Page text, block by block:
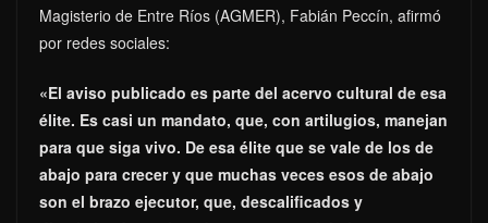
Magisterio de Entre Ríos (AGMER), Fabián Peccín, afirmó
por redes sociales:
«El aviso publicado es parte del acervo cultural de esa
élite. Es casi un mandato, que, con artilugios, manejan
para que siga vivo. De esa élite que se vale de los de
abajo para crecer y que muchas veces esos de abajo
son el brazo ejecutor, que, descalificados y